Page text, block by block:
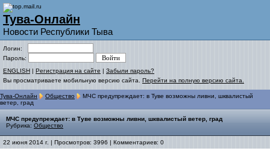
Тува-Онлайн
Новости Республики Тыва
Логин:
Пароль:
ENGLISH | Регистрация на сайте | Забыли пароль?
Вы просматриваете мобильную версию сайта. Перейти на полную версию сайта.
Тува-Онлайн Общество
МЧС предупреждает: в Туве возможны ливни, шквалистый
ветер, град
МЧС предупреждает: в Туве возможны ливни, шквалистый ветер, град
Рубрика: Общество
22 июня 2014 г. | Просмотров: 3996 | Комментариев: 0